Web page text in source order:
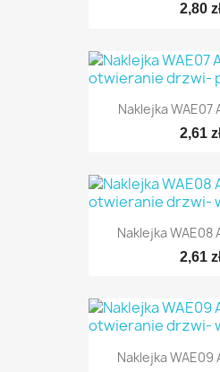
2,80
Naklejka WAE07
2,61
Naklejka WAE08
2,61
Naklejka WAE09